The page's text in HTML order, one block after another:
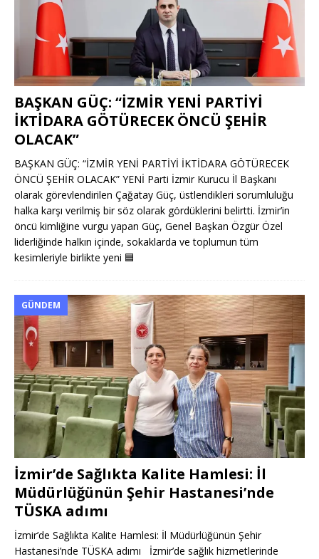
BAŞKAN GÜÇ: “İZMİR YENİ PARTİYİ
İKTİDARA GÖTÜRECEK ÖNCÜ ŞEHİR
OLACAK”
BAŞKAN GÜÇ: “İZMİR YENİ PARTİYİ İKTİDARA GÖTÜRECEK
ÖNCÜ ŞEHİR OLACAK” YENİ Parti İzmir Kurucu İl Başkanı
olarak görevlendirilen Çağatay Güç, üstlendikleri sorumluluğu
halka karşı verilmiş bir söz olarak gördüklerini belirtti. İzmir’in
öncü kimliğine vurgu yapan Güç, Genel Başkan Özgür Özel
liderliğinde halkın içinde, sokaklarda ve toplumun tüm
kesimleriyle birlikte yeni 🟦
GÜNDEM
İzmir’de Sağlıkta Kalite Hamlesi: İl
Müdürlüğünün Şehir Hastanesi’nde
TÜSKA adımı
İzmir’de Sağlıkta Kalite Hamlesi: İl Müdürlüğünün Şehir
Hastanesi’nde TÜSKA adımı İzmir’de sağlık hizmetlerinde